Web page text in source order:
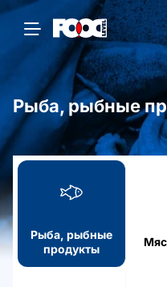
h
o
m
e
Рыба, рыбные
Рыба, рыбные
продукты